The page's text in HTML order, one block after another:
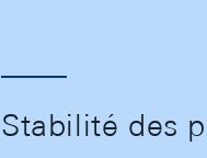
Stabilité des